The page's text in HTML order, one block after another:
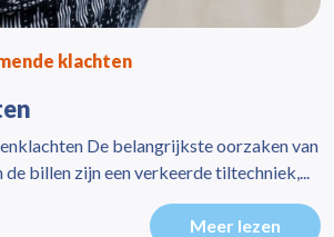
klachten
De belangrijkste oorzaken van
billen zijn een verkeerde tiltechniek,...
Meer lezen